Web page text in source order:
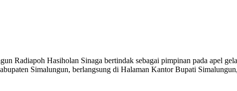
Radiapoh Hasiholan Sinaga bertindak sebagai pimpinan pada apel
Simalungun, berlangsung di Halaman Kantor Bupati